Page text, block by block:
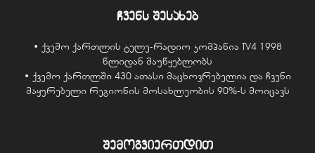
ჩვენს შესახებ
• ქვემო ქართლის ტელე-რადიო კომპანია TV4 1998
წლიდან მაუწყებლობს
• ქვემო ქართლში 430 ათასი მაცხოვრებელია და ჩვენი
მაყურებელი რეგიონის მოსახლეობის 90%-ს მოიცავს
შემოგვიერთდით